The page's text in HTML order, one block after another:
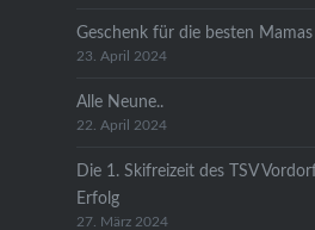
Geschenk für die besten
23. April 2024
Alle Neune..
22. April 2024
Die 1. Skifreizeit des TSV
Erfolg
27. März 2024